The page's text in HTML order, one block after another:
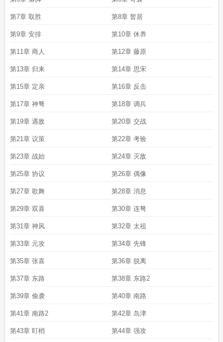
第7章 取胜 第8章 暂居
第9章 安排 第10章 休养
第11章 商人 第12章 藤原
第13章 归来 第14章 思宋
第15章 定亲 第16章 反击
第17章 神弩 第18章 调兵
第19章 遇敌 第20章 交战
第21章 议策 第22章 考验
第23章 战始 第24章 灭敌
第25章 协议 第26章 偶像
第27章 歌舞 第28章 消息
第29章 双喜 第30章 连弩
第31章 神风 第32章 太祖
第33章 元攻 第34章 先锋
第35章 张喜 第36章 脱离
第37章 东路 第38章 东路2
第39章 偷袭 第40章 南路
第41章 南路2 第42章 岛津
第43章 盯梢 第44章 强攻